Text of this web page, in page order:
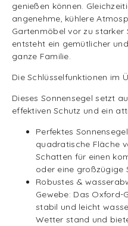
genießen können.
angenehme, kühlere
Gartenmöbel vor zu starker
entsteht ein gemütlicher
ganze Familie.
Die Schlüsselfunktionen im
Dieses Sonnensegel setzt
effektiven Schutz und ein
Perfektes
quadratische Fläche
Schatten für einen
oder eine großzügige
Robustes &
Gewebe: Das Oxford-
stabil und leicht
Wetter stand und